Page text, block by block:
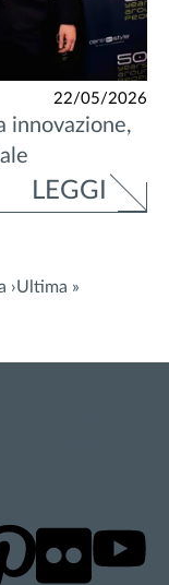
22/05/2026
innovazione,
LEGGI
›Ultima »